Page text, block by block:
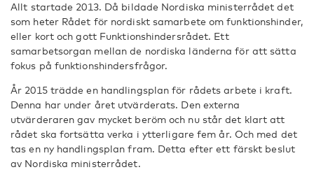
Allt startade 2013. Då bildade Nordiska ministerrådet det
som heter Rådet för nordiskt samarbete om funktionshinder,
eller kort och gott Funktionshindersrådet. Ett
samarbetsorgan mellan de nordiska länderna för att sätta
fokus på funktionshindersfrågor.
År 2015 trädde en handlingsplan för rådets arbete i kraft.
Denna har under året utvärderats. Den externa
utvärderaren gav mycket beröm och nu står det klart att
rådet ska fortsätta verka i ytterligare fem år. Och med det
tas en ny handlingsplan fram. Detta efter ett färskt beslut
av Nordiska ministerrådet.